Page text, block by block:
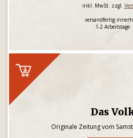
inkl. MwSt. zzgl.
versandfertig
1-2 Arbeitstage
Das
Originale Zeitung vom